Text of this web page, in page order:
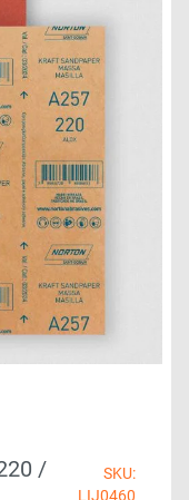
/
SKU:
LIJ0460